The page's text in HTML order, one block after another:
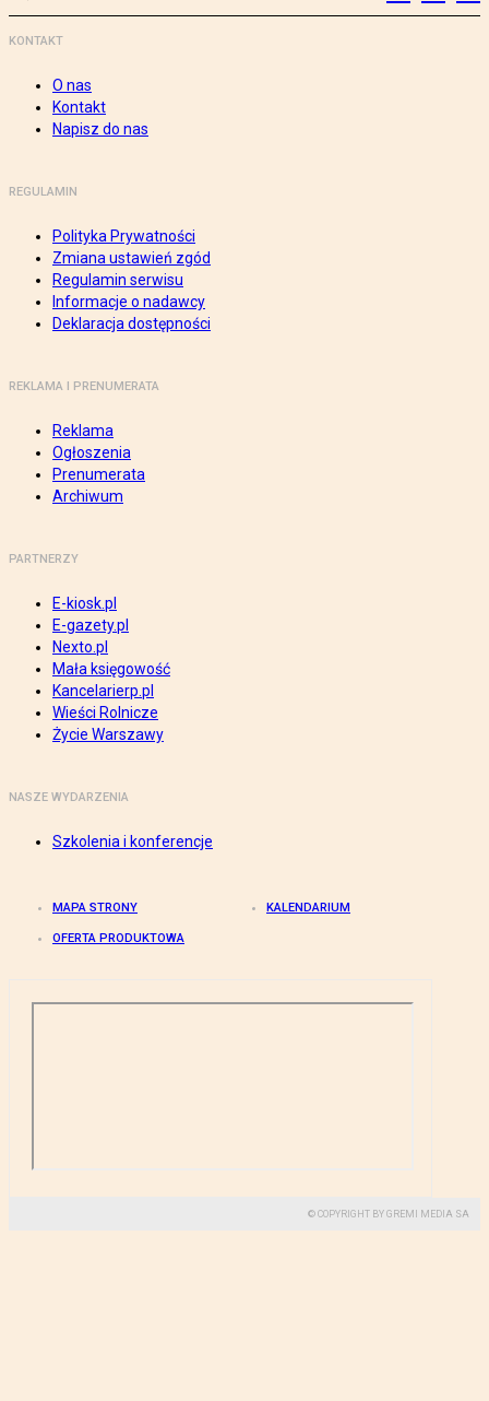
KONTAKT
O nas
Kontakt
Napisz do nas
REGULAMIN
Polityka Prywatności
Zmiana ustawień zgód
Regulamin serwisu
Informacje o nadawcy
Deklaracja dostępności
REKLAMA I PRENUMERATA
Reklama
Ogłoszenia
Prenumerata
Archiwum
PARTNERZY
E-kiosk.pl
E-gazety.pl
Nexto.pl
Mała księgowość
Kancelarierp.pl
Wieści Rolnicze
Życie Warszawy
NASZE WYDARZENIA
Szkolenia i konferencje
MAPA STRONY KALENDARIUM
OFERTA PRODUKTOWA
© COPYRIGHT BY GREMI MEDIA SA